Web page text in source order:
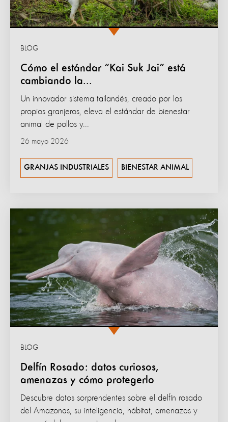
Cómo el estándar “Kai Suk Jai” está
cambiando la...
BLOG
26 mayo 2026
Un innovador sistema tailandés, creado por los
propios granjeros, eleva el estándar de bienestar
animal de pollos y...
GRANJAS INDUSTRIALES BIENESTAR ANIMAL
Delfín Rosado: datos curiosos,
amenazas y cómo protegerlo
BLOG
Descubre datos sorprendentes sobre el delfín rosado
del Amazonas, su inteligencia, hábitat, amenazas y